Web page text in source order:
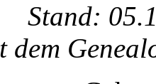
Stand:
dem